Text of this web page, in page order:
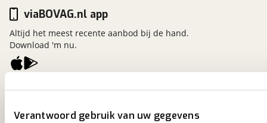
Verantwoord gebruik van uw gegevens
viaBOVAG.nl
3981 AJ Bunnik
viaBOVAG.nl app
Altijd het meest recente aanbod bij de hand.
Download 'm nu.